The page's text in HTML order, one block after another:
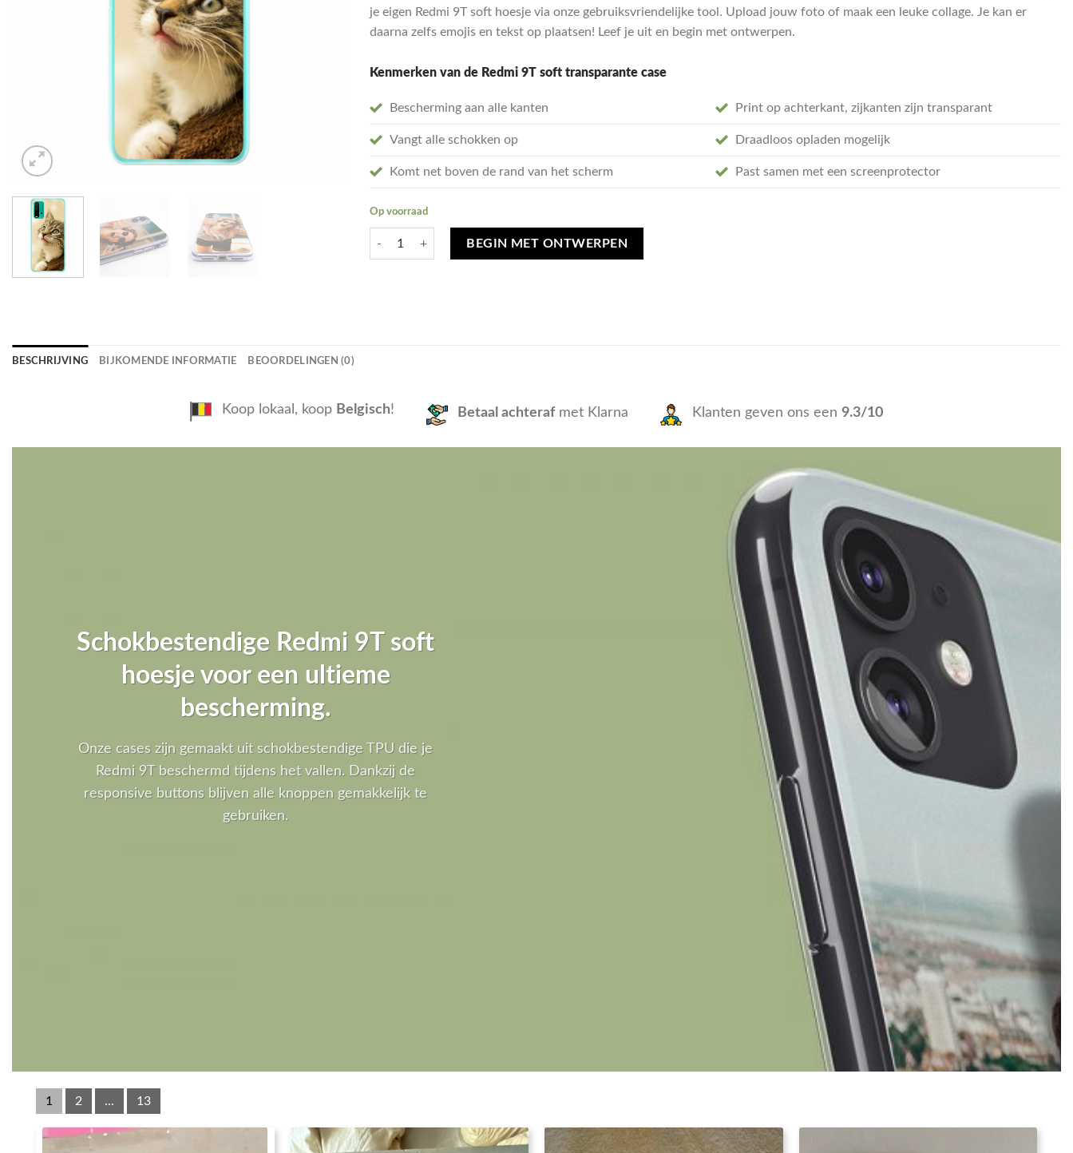
je eigen Redmi 9T soft hoesje via onze gebruiksvriendelijke tool. Upload jouw foto of maak een leuke collage. Je kan er
daarna zelfs emojis en tekst op plaatsen! Leef je uit en begin met ontwerpen.
Kenmerken van de Redmi 9T soft transparante case
Bescherming aan alle kanten
Vangt alle schokken op
Komt net boven de rand van het scherm
Print op achterkant, zijkanten zijn transparant
Draadloos opladen mogelijk
Past samen met een screenprotector
Op voorraad
Ontwerp je eigen Xiaomi Redmi 9T hoesje - soft transparant aantal
BEGIN MET ONTWERPEN
BESCHRIJVING BIJKOMENDE INFORMATIE BEOORDELINGEN (0)
Koop lokaal, koop Belgisch! Betaal achterafmet Klarna Klanten geven ons een9.3/10
Schokbestendige Redmi 9T soft
hoesje voor een ultieme
bescherming.
Onze cases zijn gemaakt uit schokbestendige TPU die je
Redmi 9T beschermd tijdens het vallen. Dankzij de
responsive buttons blijven alle knoppen gemakkelijk te
gebruiken.
1 2 ... 13